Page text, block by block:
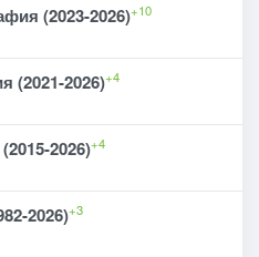
(2023-2026)+10
(2021-2026)+4
2026)+4
2026)+3